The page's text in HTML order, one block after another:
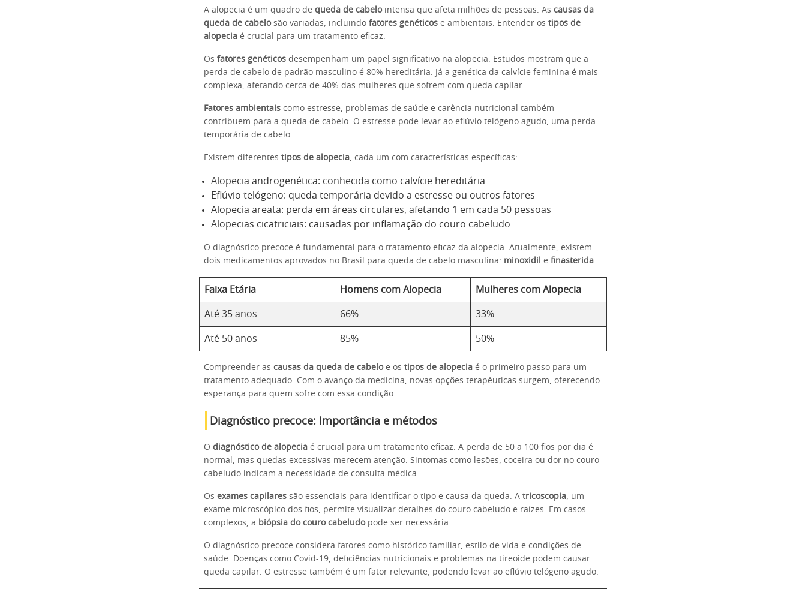
A alopecia é um quadro de queda de cabelointensa que afeta milhões de pessoas. As causas da
queda de cabelosão variadas, incluindo fatores genéticos e ambientais. Entender os tipos de
alopecia é crucial para um tratamento eficaz.
Os fatores genéticos desempenham um papel significativo na alopecia. Estudos mostram que a
perda de cabelo de padrão masculino é 80% hereditária. Já a genética da calvície feminina é mais
complexa, afetando cerca de 40% das mulheres que sofrem com queda capilar.
Fatores ambientais como estresse, problemas de saúde e carência nutricional também
contribuem para a queda de cabelo. O estresse pode levar ao eflúvio telógeno agudo, uma perda
temporária de cabelo.
Existem diferentes tipos de alopecia, cada um com características específicas:
Alopecia androgenética: conhecida como calvície hereditária
Eflúvio telógeno: queda temporária devido a estresse ou outros fatores
Alopecia areata: perda em áreas circulares, afetando 1 em cada 50 pessoas
Alopecias cicatriciais: causadas por inflamação do couro cabeludo
O diagnóstico precoce é fundamental para o tratamento eficaz da alopecia. Atualmente, existem
dois medicamentos aprovados no Brasil para queda de cabelo masculina: minoxidil e finasterida.
Faixa Etária Homens com Alopecia Mulheres com Alopecia
Até 35 anos 66% 33%
Até 50 anos 85% 50%
Compreender as causas da queda de cabeloe os tipos de alopecia é o primeiro passo para um
tratamento adequado. Com o avanço da medicina, novas opções terapêuticas surgem, oferecendo
esperança para quem sofre com essa condição.
Diagnóstico precoce: Importância e métodos
O diagnóstico de alopecia é crucial para um tratamento eficaz. A perda de 50 a 100 fios por dia é
normal, mas quedas excessivas merecem atenção. Sintomas como lesões, coceira ou dor no couro
cabeludo indicam a necessidade de consulta médica.
Os exames capilares são essenciais para identificar o tipo e causa da queda. A tricoscopia, um
exame microscópico dos fios, permite visualizar detalhes do couro cabeludo e raízes. Em casos
complexos, a biópsia do couro cabeludopode ser necessária.
O diagnóstico precoce considera fatores como histórico familiar, estilo de vida e condições de
saúde. Doenças como Covid-19, deficiências nutricionais e problemas na tireoide podem causar
queda capilar. O estresse também é um fator relevante, podendo levar ao eflúvio telógeno agudo.